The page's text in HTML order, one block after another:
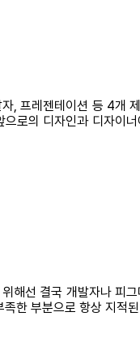
프레젠테이션 등 4개
의 디자인과 디자이
해선 결국 개발자나 피
한 부분으로 항상 지적